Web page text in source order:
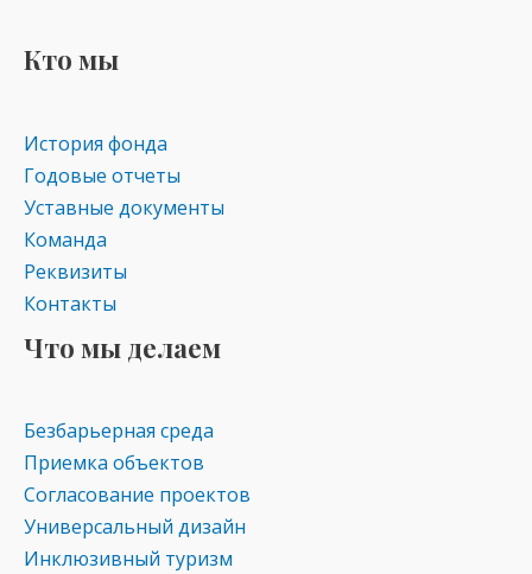
kl
as
s
ni
ki
Кто мы
История фонда
Годовые отчеты
Уставные документы
Команда
Реквизиты
Контакты
Что мы делаем
Безбарьерная среда
Приемка объектов
Согласование проектов
Универсальный дизайн
Инклюзивный туризм